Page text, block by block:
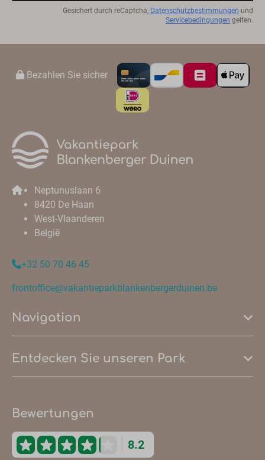
Gesichert durch reCaptcha, Datenschutzbestimmungen und
Servicebedingungen gelten.
Bezahlen Sie sicher
Neptunuslaan 6
8420 De Haan
West-Vlaanderen
België
+32 50 70 46 45
frontoffice@vakantieparkblankenbergerduinen.be
Navigation
Entdecken Sie unseren Park
Bewertungen
8.2